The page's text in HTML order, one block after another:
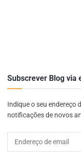
Subscrever Blog via
Indique o seu endereço
notificações de novos